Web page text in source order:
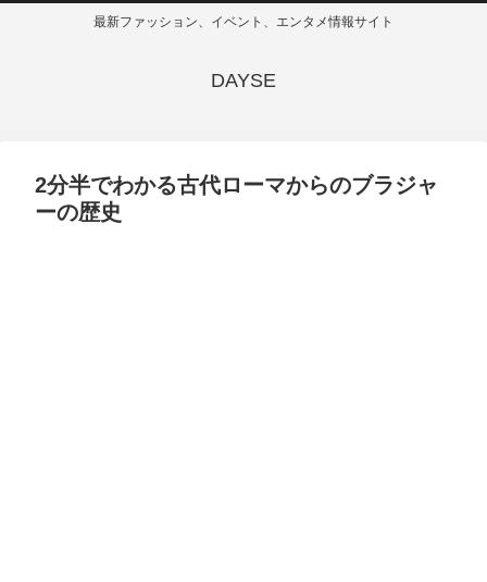
最新ファッション、イベント、エンタメ情報サイト
DAYSE
2分半でわかる古代ローマからのブラジャ
ーの歴史